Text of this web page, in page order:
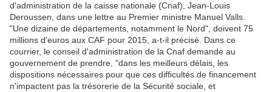
d'administration de la caisse nationale (Cnaf), Jean-Louis
Deroussen, dans une lettre au Premier ministre Manuel Valls.
"Une dizaine de départements, notamment le Nord", doivent 75
millions d'euros aux CAF pour 2015, a-t-il précisé. Dans ce
courrier, le conseil d'administration de la Cnaf demande au
gouvernement de prendre, "dans les meilleurs délais, les
dispositions nécessaires pour que ces difficultés de financement
n'impactent pas la trésorerie de la Sécurité sociale, et